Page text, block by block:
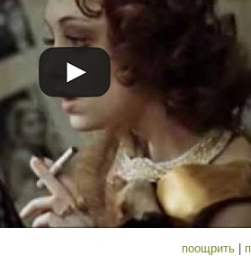
поощрить |